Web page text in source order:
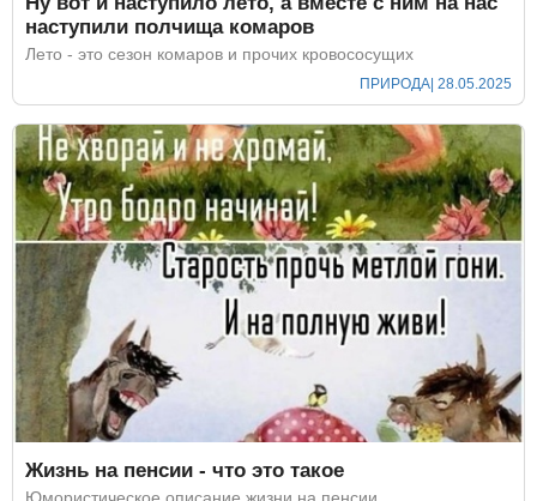
наступили полчища комаров
Лето - это сезон комаров и прочих кровососущих
ПРИРОДА| 28.05.2025
Жизнь на пенсии - что это такое